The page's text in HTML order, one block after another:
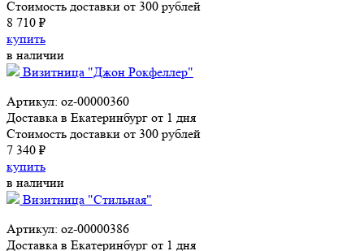
Стоимость доставки от 300 рублей
8 710 ₽
купить
в наличии
Визитница "Джон Рокфеллер"
Артикул: oz-00000360
Доставка в Екатеринбург от 1 дня
Стоимость доставки от 300 рублей
7 340 ₽
купить
в наличии
Визитница "Стильная"
Артикул: oz-00000386
Доставка в Екатеринбург от 1 дня